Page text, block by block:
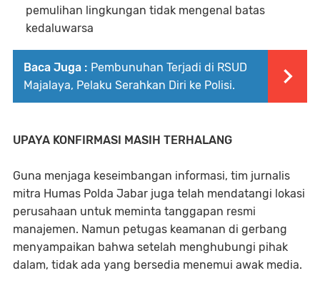
pemulihan lingkungan tidak mengenal batas
kedaluwarsa
Baca Juga : Pembunuhan Terjadi di RSUD
Majalaya, Pelaku Serahkan Diri ke Polisi.
UPAYA KONFIRMASI MASIH TERHALANG
Guna menjaga keseimbangan informasi, tim jurnalis
mitra Humas Polda Jabar juga telah mendatangi lokasi
perusahaan untuk meminta tanggapan resmi
manajemen. Namun petugas keamanan di gerbang
menyampaikan bahwa setelah menghubungi pihak
dalam, tidak ada yang bersedia menemui awak media.